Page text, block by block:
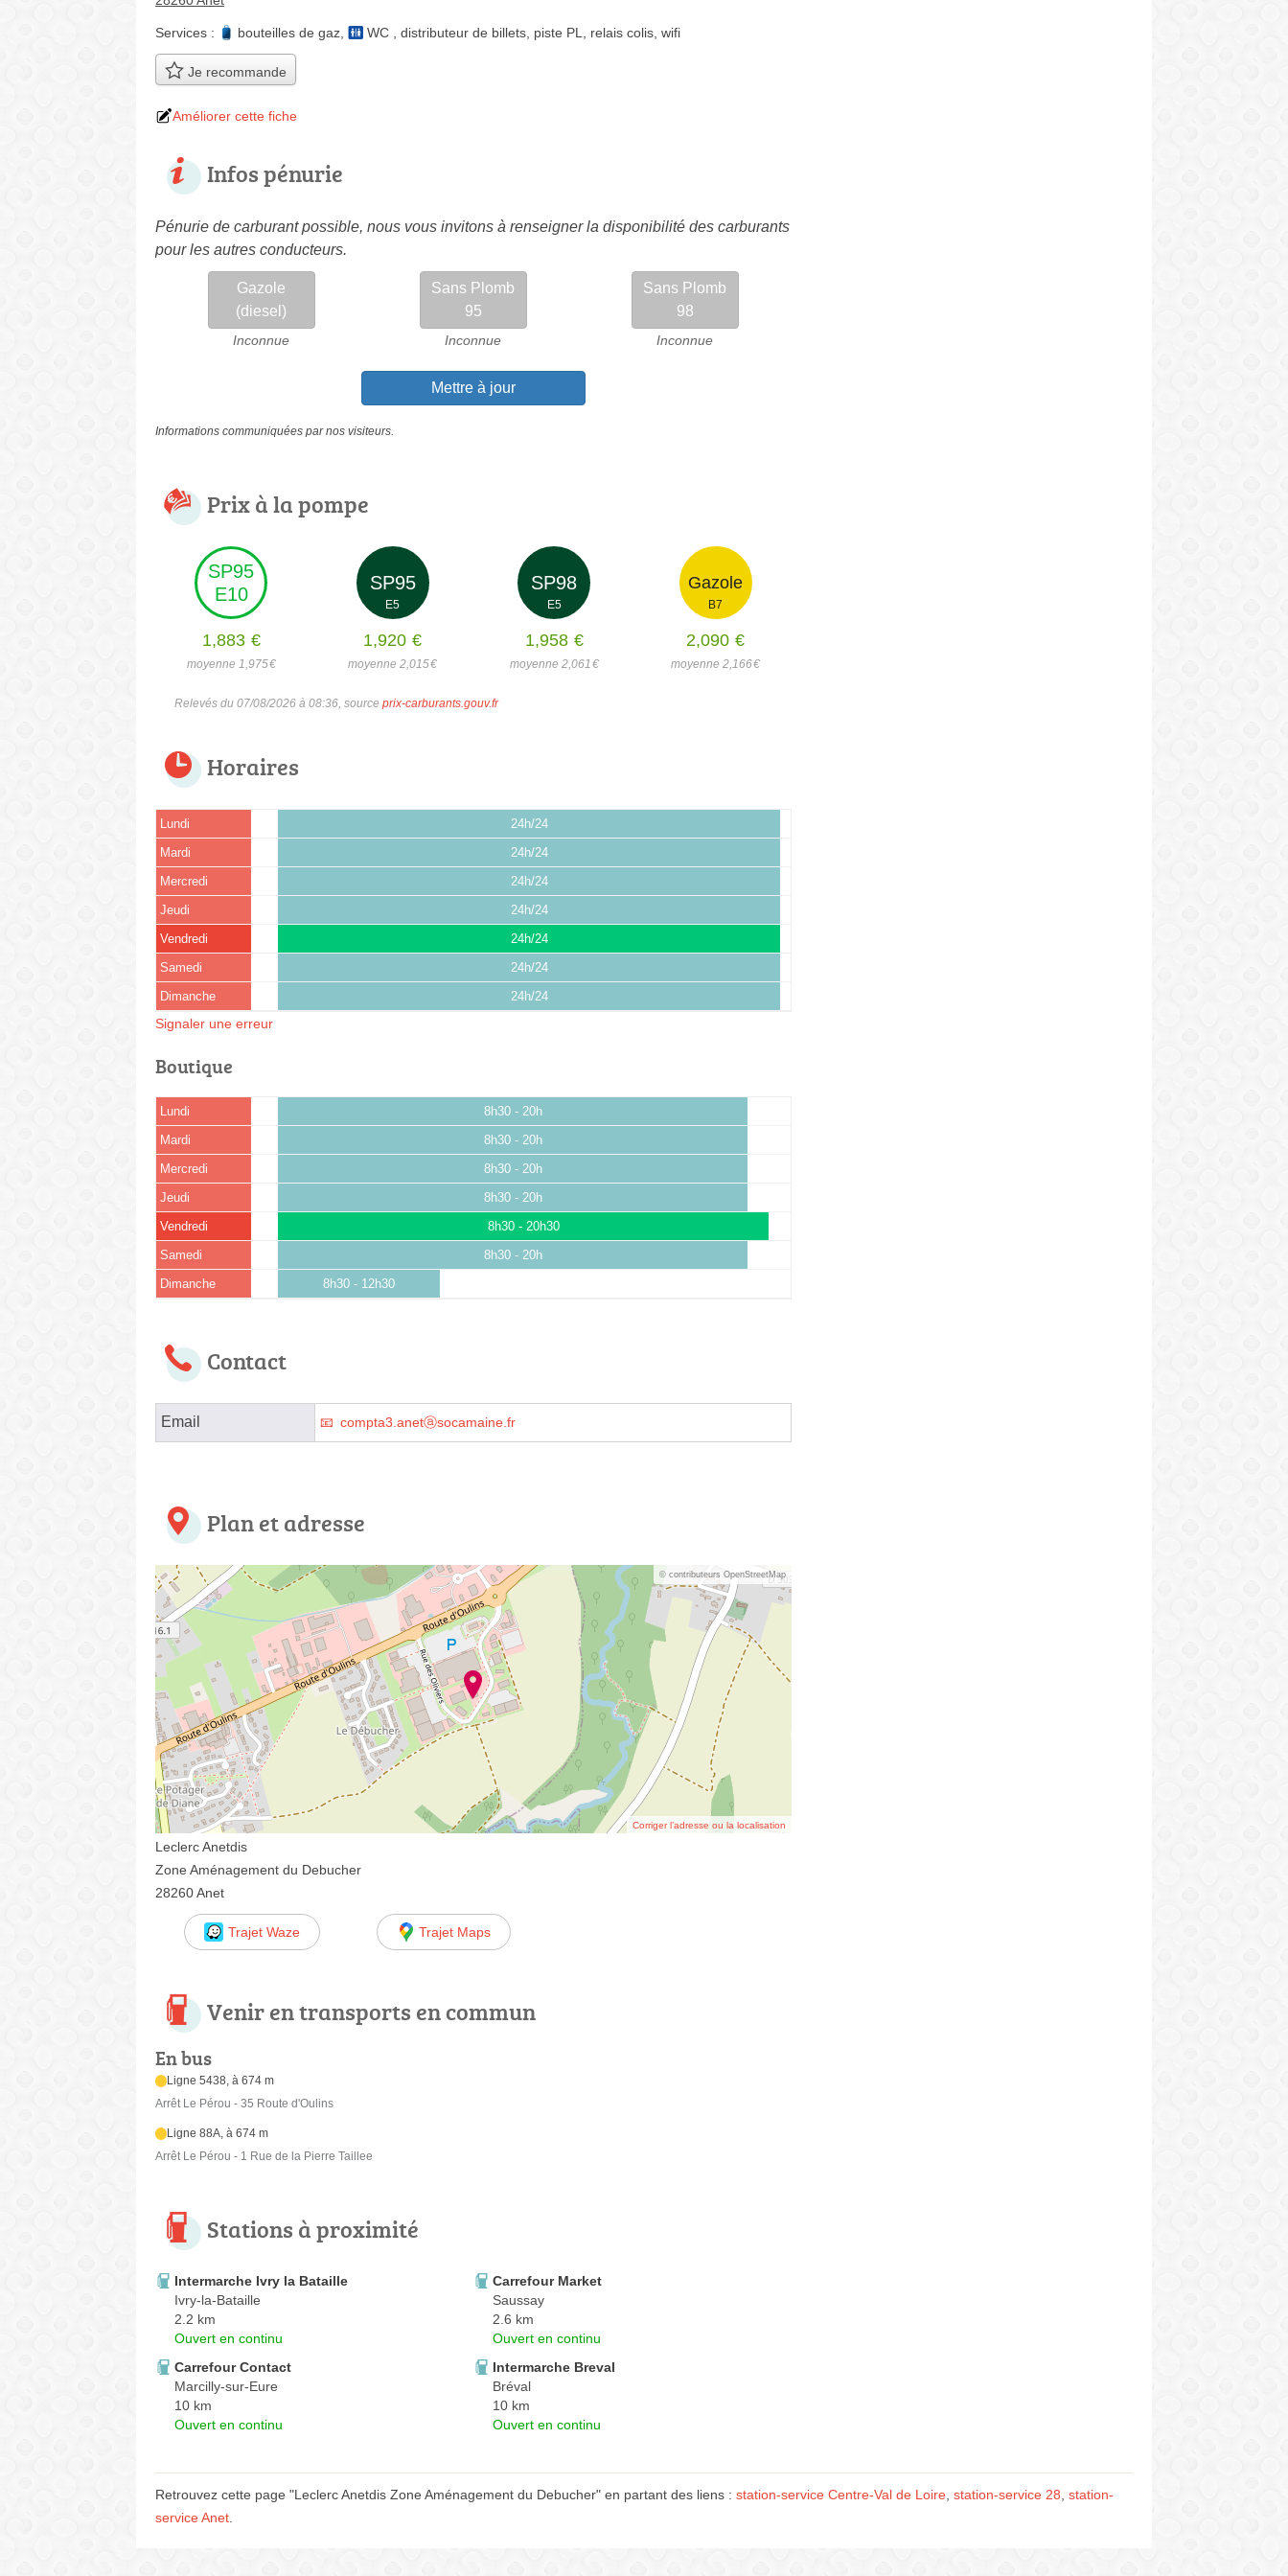
Services : bouteilles de gaz WC distributeur de billets piste PL relais colis wifi
Je recommande
Améliorer cette fiche
Infos pénurie
Pénurie de carburant possible, nous vous invitons à renseigner la disponibilité des carburants
pour les autres conducteurs.
Gazole
(diesel)
Inconnue
Sans Plomb
95
Inconnue
Sans Plomb
98
Inconnue
Mettre à jour
Informations communiquées par nos visiteurs.
Prix à la pompe
SP95
E10
1,883 €
moyenne 1,975€
SP95
E5
1,920 €
moyenne 2,015€
SP98
E5
1,958 €
moyenne 2,061€
Gazole
B7
2,090 €
moyenne 2,166€
Relevés du 07/08/2026 à 08:36, source prix-carburants.gouv.fr
Horaires
Lundi 24h/24
Mardi 24h/24
Mercredi 24h/24
Jeudi 24h/24
Vendredi 24h/24
Samedi 24h/24
Dimanche 24h/24
Signaler une erreur
Boutique
Lundi 8h30 - 20h
Mardi 8h30 - 20h
Mercredi 8h30 - 20h
Jeudi 8h30 - 20h
Vendredi 8h30 - 20h30
Samedi 8h30 - 20h
Dimanche 8h30 - 12h30
Contact
Email compta3.anetⓐsocamaine.fr
Plan et adresse
© contributeurs OpenStreetMap
Corriger l’adresse ou la localisation
Leclerc Anetdis
Zone Aménagement du Debucher
28260 Anet
Trajet Waze Trajet Maps
Venir en transports en commun
En bus
Ligne 5438, à 674 m
Arrêt Le Pérou - 35 Route d'Oulins
Ligne 88A, à 674 m
Arrêt Le Pérou - 1 Rue de la Pierre Taillee
Stations à proximité
Intermarche Ivry la Bataille
Ivry-la-Bataille
2.2 km
Ouvert en continu
Carrefour Market
Saussay
2.6 km
Ouvert en continu
Carrefour Contact
Marcilly-sur-Eure
10 km
Ouvert en continu
Intermarche Breval
Bréval
10 km
Ouvert en continu
Retrouvez cette page "Leclerc Anetdis Zone Aménagement du Debucher" en partant des liens : station-service Centre-Val de Loire, station-service 28, station-
service Anet.